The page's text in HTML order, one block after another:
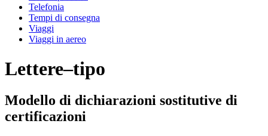
Telefonia
Tempi di consegna
Viaggi
Viaggi in aereo
Lettere–tipo
Modello di dichiarazioni sostitutive di
certificazioni